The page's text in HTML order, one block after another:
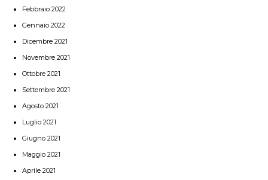
Febbraio 2022
Gennaio 2022
Dicembre 2021
Novembre 2021
Ottobre 2021
Settembre 2021
Agosto 2021
Luglio 2021
Giugno 2021
Maggio 2021
Aprile 2021